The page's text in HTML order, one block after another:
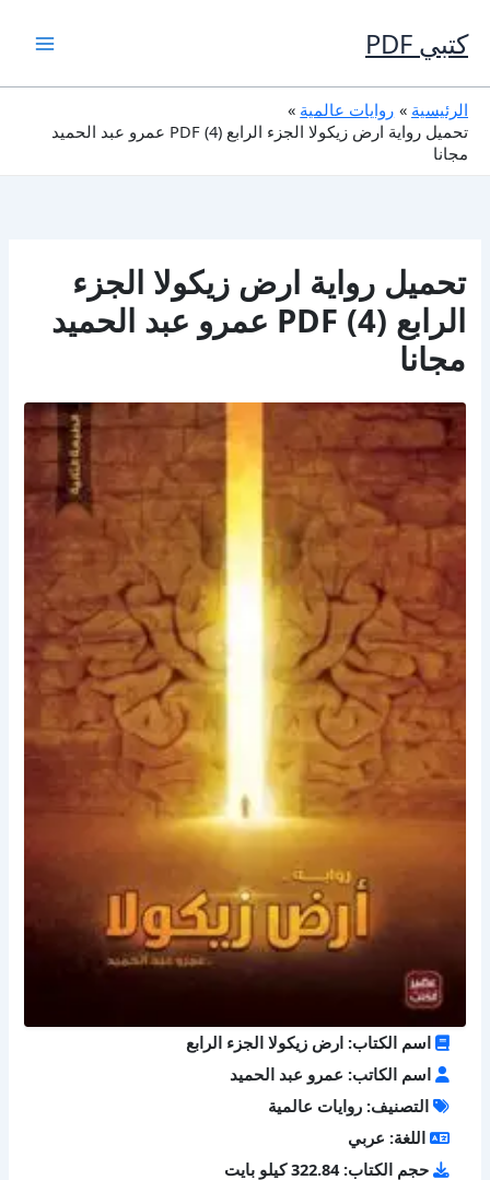
إلى
المحتوى
كتبي PDF
الرئيسية
روايات عالمية
تحميل رواية ارض زيكولا الجزء الرابع (4) PDF عمرو عبد الحميد
مجانا
تحميل رواية ارض زيكولا الجزء
الرابع (4) PDF عمرو عبد الحميد
مجانا
اسم الكتاب: ارض زيكولا الجزء الرابع
اسم الكاتب: عمرو عبد الحميد
التصنيف: روايات عالمية
اللغة: عربي
حجم الكتاب: 322.84 كيلو بايت